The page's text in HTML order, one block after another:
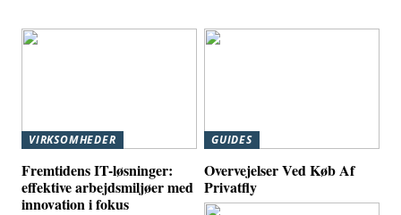
VIRKSOMHEDER
Fremtidens IT-løsninger:
effektive arbejdsmiljøer med
innovation i fokus
GUIDES
Overvejelser Ved Køb Af
Privatfly